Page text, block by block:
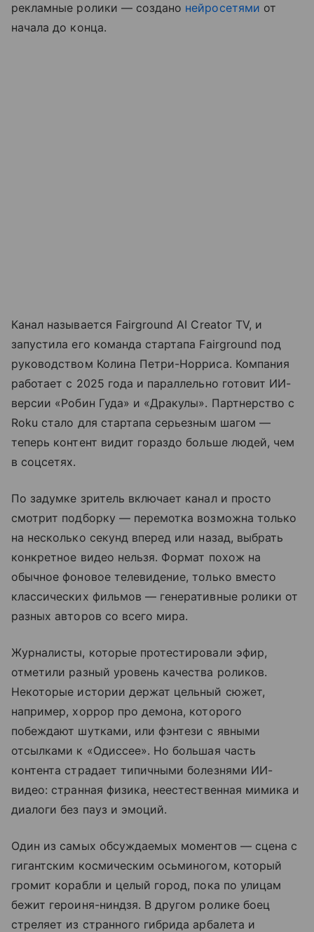
рекламные ролики — создано нейросетями от
начала до конца.
Канал называется Fairground AI Creator TV, и
запустила его команда стартапа Fairground под
руководством Колина Петри-Норриса. Компания
работает с 2025 года и параллельно готовит ИИ-
версии «Робин Гуда» и «Дракулы». Партнерство с
Roku стало для стартапа серьезным шагом —
теперь контент видит гораздо больше людей, чем
в соцсетях.
По задумке зритель включает канал и просто
смотрит подборку — перемотка возможна только
на несколько секунд вперед или назад, выбрать
конкретное видео нельзя. Формат похож на
обычное фоновое телевидение, только вместо
классических фильмов — генеративные ролики от
разных авторов со всего мира.
Журналисты, которые протестировали эфир,
отметили разный уровень качества роликов.
Некоторые истории держат цельный сюжет,
например, хоррор про демона, которого
побеждают шутками, или фэнтези с явными
отсылками к «Одиссее». Но большая часть
контента страдает типичными болезнями ИИ-
видео: странная физика, неестественная мимика и
диалоги без пауз и эмоций.
Один из самых обсуждаемых моментов — сцена с
гигантским космическим осьминогом, который
громит корабли и целый город, пока по улицам
бежит героиня-ниндзя. В другом ролике боец
стреляет из странного гибрида арбалета и